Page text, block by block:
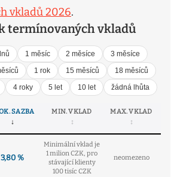
vkladů 2026.
termínovaných vkladů
1 měsíc 2 měsíce
3 měsíce
1 rok 15 měsíců
18 měsíců
4 roky 5 let 10 let žádná lhůta
SAZBA MIN. VKLAD MAX. VKLAD
3,80 %
Minimální vklad je
1 milion CZK, pro
stávající klienty
100 tisíc CZK
neomezeno